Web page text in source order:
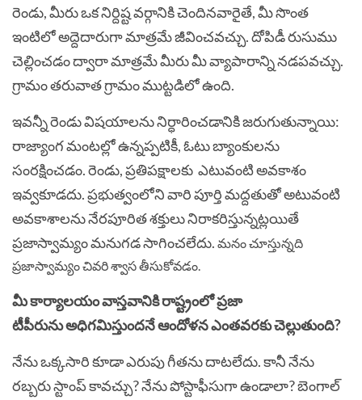
రెండు, మీరు ఒక నిర్దిష్ట వర్గానికి చెందినవారైతే, మీ సొంత
ఇంటిలో అద్దెదారుగా మాత్రమే జీవించవచ్చు. దోపిడీ రుసుము
చెల్లించడం ద్వారా మాత్రమే మీరు మీ వ్యాపారాన్ని నడపవచ్చు.
గ్రామం తరువాత గ్రామం ముట్టడిలో ఉంది.
ఇవన్నీ రెండు విషయాలను నిర్ధారించడానికి జరుగుతున్నాయి:
రాజ్యాంగ మంటల్లో ఉన్నప్పటికీ, ఓటు బ్యాంకులను
సంరక్షించడం. రెండు, ప్రతిపక్షాలకు ఎటువంటి అవకాశం
ఇవ్వకూడదు. ప్రభుత్వంలోని వారి పూర్తి మద్దతుతో అటువంటి
అవకాశాలను నేరపూరిత శక్తులు నిరాకరిస్తున్నట్లయితే
ప్రజాస్వామ్యం మనుగడ సాగించలేదు. మనం చూస్తున్నది
ప్రజాస్వామ్యం చివరి శ్వాస తీసుకోవడం.
మీ కార్యాలయం వాస్తవానికి రాష్ట్రంలో ప్రజా
టీపీరును అధిగమిస్తుందనే ఆందోళన ఎంతవరకు చెల్లుతుంది?
నేను ఒక్కసారి కూడా ఎరుపు గీతను దాటలేదు. కానీ నేను
రబ్బరు స్టాంప్ కావచ్చు? నేను పోస్టాఫీసుగా ఉండాలా? బెంగాల్